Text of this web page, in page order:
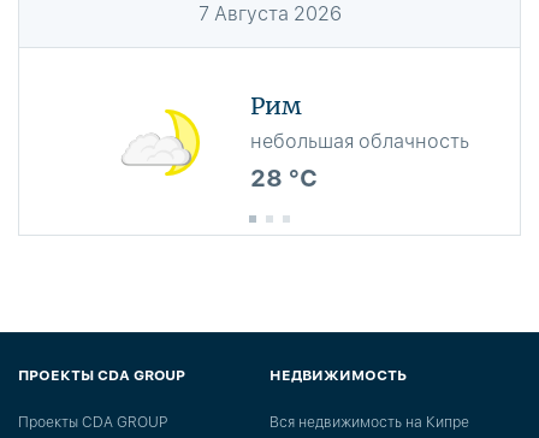
7 Августа 2026
Рим
небольшая облачность
28 °C
ПРОЕКТЫ CDA GROUP
Проекты CDA GROUP
НЕДВИЖИМОСТЬ
Вся недвижимость на Кипре